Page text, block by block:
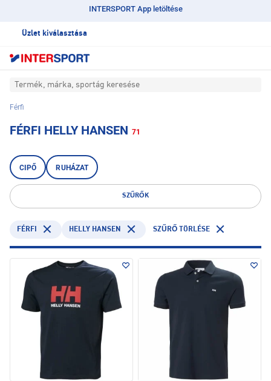
INTERSPORT App letöltése
Üzlet kiválasztása
Termék, márka, sportág keresése
Férfi
FÉRFI HELLY HANSEN 71
CIPŐ RUHÁZAT
SZŰRŐK
FÉRFI HELLY HANSEN SZŰRŐ TÖRLÉSE